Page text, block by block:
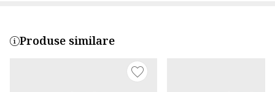
Produse similare